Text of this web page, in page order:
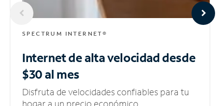
SPECTRUM INTERNET®
Internet de alta velocidaddesde
$30 al mes
Disfruta de velocidades confiables para tu
hogar a un precio económico.